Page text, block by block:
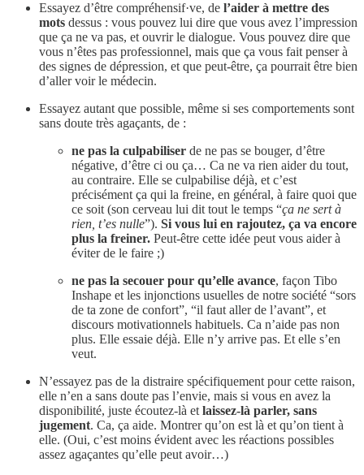
Essayez d’être compréhensif·ve, de l’aider à mettre des
mots dessus : vous pouvez lui dire que vous avez l’impression
que ça ne va pas, et ouvrir le dialogue. Vous pouvez dire que
vous n’êtes pas professionnel, mais que ça vous fait penser à
des signes de dépression, et que peut-être, ça pourrait être bien
d’aller voir le médecin.
Essayez autant que possible, même si ses comportements sont
sans doute très agaçants, de :
ne pas la culpabiliser de ne pas se bouger, d’être
négative, d’être ci ou ça… Ca ne va rien aider du tout,
au contraire. Elle se culpabilise déjà, et c’est
précisément ça qui la freine, en général, à faire quoi que
ce soit (son cerveau lui dit tout le temps “ça ne sert à
rien, t’es nulle”). Si vous lui en rajoutez, ça va encore
plus la freiner. Peut-être cette idée peut vous aider à
éviter de le faire ;)
ne pas la secouer pour qu’elle avance, façon Tibo
Inshape et les injonctions usuelles de notre société “sors
de ta zone de confort”, “il faut aller de l’avant”, et
discours motivationnels habituels. Ca n’aide pas non
plus. Elle essaie déjà. Elle n’y arrive pas. Et elle s’en
veut.
N’essayez pas de la distraire spécifiquement pour cette raison,
elle n’en a sans doute pas l’envie, mais si vous en avez la
disponibilité, juste écoutez-là et laissez-là parler, sans
jugement. Ca, ça aide. Montrer qu’on est là et qu’on tient à
elle. (Oui, c’est moins évident avec les réactions possibles
assez agaçantes qu’elle peut avoir…)